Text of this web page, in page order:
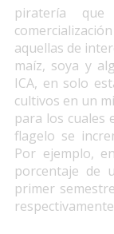
piratería
aquellas de
maíz, soya y
ICA, en solo
cultivos en un
para los cuales
flagelo se
Por ejemplo,
porcentaje de
primer